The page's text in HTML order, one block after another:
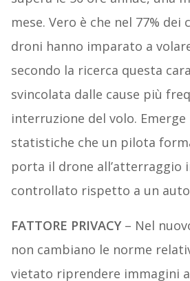
mese. Vero è che nel 77%
droni hanno imparato a
secondo la ricerca questa
svincolata dalle cause più
interruzione del volo.
statistiche che un pilota
porta il drone all’atterraggio
controllato rispetto a un
FATTORE PRIVACY– Nel
non cambiano le norme
vietato riprendere immagini